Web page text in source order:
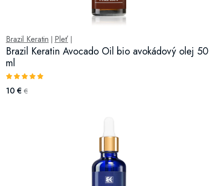
Brazil Keratin Pleť
Brazil Keratin Avocado Oil bio avokádový olej 50
ml
10 € €